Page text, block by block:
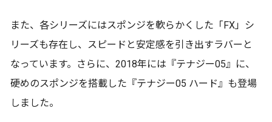
また、各シリーズにはスポンジを軟らかくした「FX」シ
リーズも存在し、スピードと安定感を引き出すラバーと
なっています。さらに、2018年には『テナジー05』に、
硬めのスポンジを搭載した『テナジー05 ハード』も登場
しました。